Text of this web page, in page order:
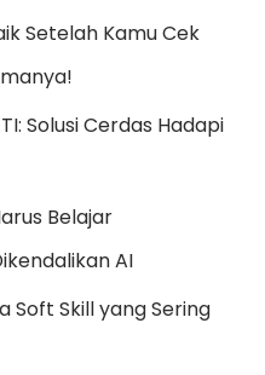
Setelah Kamu Cek
Solusi Cerdas Hadapi
Belajar
AI
Soft Skill yang Sering